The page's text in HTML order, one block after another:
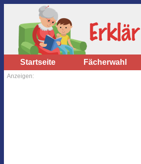
Startseite Fächerwahl
Anzeigen: